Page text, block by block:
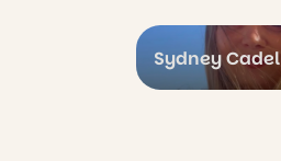
Sydney Cadel